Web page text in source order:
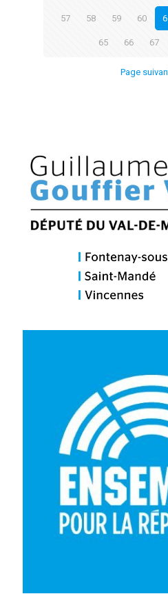
57 58 59 60
65 66 67
Page